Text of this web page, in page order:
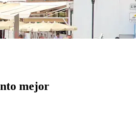
mejor